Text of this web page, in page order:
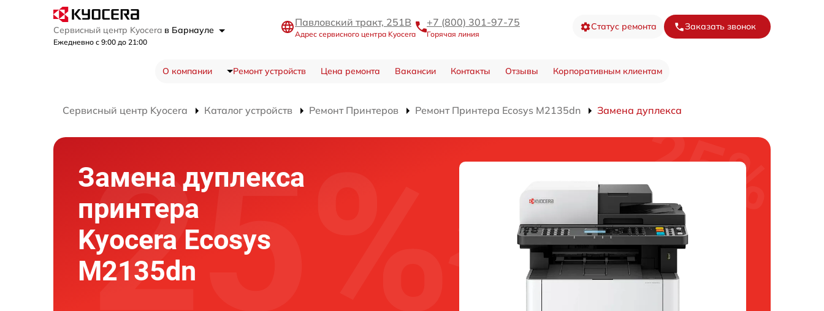
Сервисный центр Kyocera в Барнауле
Ежедневно с 9:00 до 21:00
Павловский тракт, 251В
Адрес сервисного центра Kyocera
+7 (800) 301-97-75
Горячая линия
Статус ремонта Заказать звонок
О компании Ремонт устройств Цена ремонта Вакансии Контакты Отзывы Корпоративным клиентам
Сервисный центр Kyocera Каталог устройств Ремонт Принтеров Ремонт Принтера Ecosys M2135dn Замена дуплекса
Замена дуплекса
принтера
Kyocera Ecosys
M2135dn